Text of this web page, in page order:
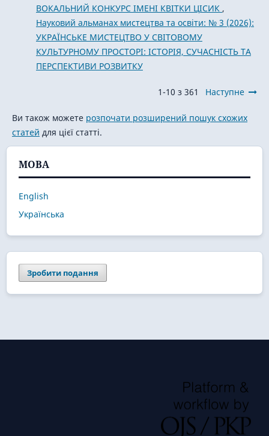
ВОКАЛЬНИЙ КОНКУРС ІМЕНІ КВІТКИ ЦІСИК ,
Науковий альманах мистецтва та освіти: № 3 (2026):
УКРАЇНСЬКЕ МИСТЕЦТВО У СВІТОВОМУ
КУЛЬТУРНОМУ ПРОСТОРІ: ІСТОРІЯ, СУЧАСНІСТЬ ТА
ПЕРСПЕКТИВИ РОЗВИТКУ
1-10 з 361 Наступне
Ви також можете розпочати розширений пошук схожих
статей для цієї статті.
МОВА
English
Українська
Зробити подання